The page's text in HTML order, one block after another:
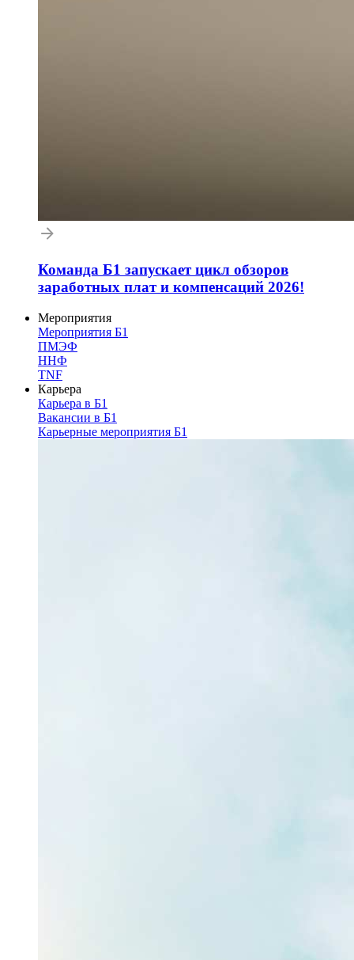
Команда Б1 запускает цикл обзоров
заработных плат и компенсаций 2026!
Мероприятия
Мероприятия Б1
ПМЭФ
ННФ
TNF
Карьера
Карьера в Б1
Вакансии в Б1
Карьерные мероприятия Б1